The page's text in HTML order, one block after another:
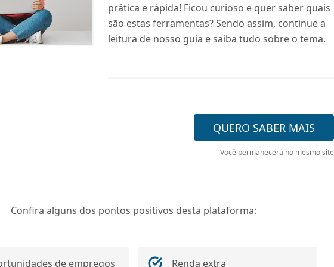
prática e rápida! Ficou curioso e quer saber quais
são estas ferramentas? Sendo assim, continue a
leitura de nosso guia e saiba tudo sobre o tema.
QUERO SABER MAIS
Você permanecerá no mesmo site
Confira alguns dos pontos positivos desta plataforma:
de empregos Renda extra